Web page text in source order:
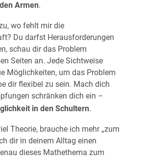
Armen.
wo fehlt mir die
Du darfst Herausforderungen
schau dir das Problem
Seiten an. Jede Sichtweise
Möglichkeiten, um das Problem
dir flexibel zu sein. Mach dich
schränken dich ein –
in den Schultern.
Theorie, brauche ich mehr „zum
dir in deinem Alltag einen
dieses Mathethema zum